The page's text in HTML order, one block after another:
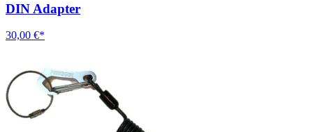
DIN Adapter
30,00 €*